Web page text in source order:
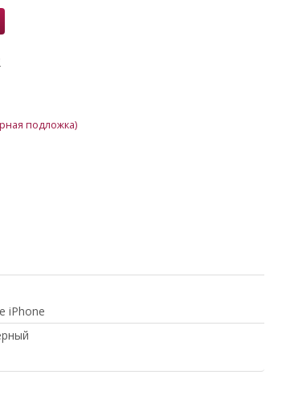
подложка)
iPhone